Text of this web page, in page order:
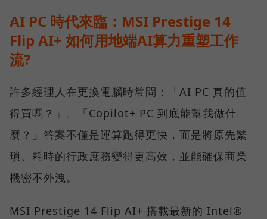
AI PC 時代來臨：MSI Prestige 14
Flip AI+ 如何用地端AI算力重塑工作
流?
許多經理人在更換電腦時常問：「AI PC 真的值
得買嗎？」、「Copilot+ PC 到底能幫我做什
麼？」答案不僅是運算跑得更快，而是將原先繁
瑣、耗時的行政庶務變得更高效，並能確保商業
機密不外洩。
MSI Prestige 14 Flip AI+ 搭載最新的 Intel®